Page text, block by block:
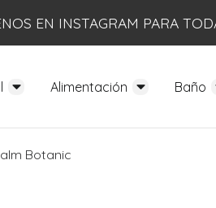
EN INSTAGRAM PARA
Alimentación Baño
Botanic